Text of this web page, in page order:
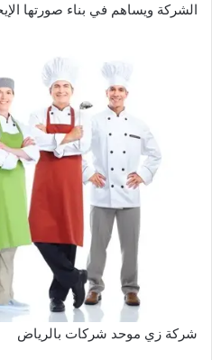
الشركة ويساهم في بناء صورتها
شركة زي موحد شركات بالرياض